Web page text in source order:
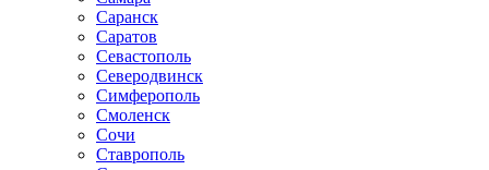
Саранск
Саратов
Севастополь
Северодвинск
Симферополь
Смоленск
Сочи
Ставрополь